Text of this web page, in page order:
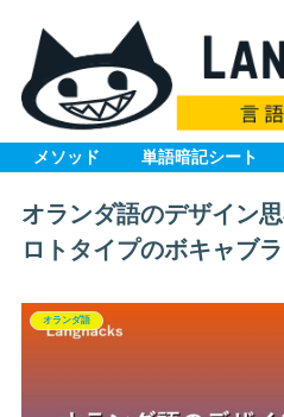
メソッド 単語暗記シート
オランダ語のデザイン
ロトタイプのボキャブ
オランダ語